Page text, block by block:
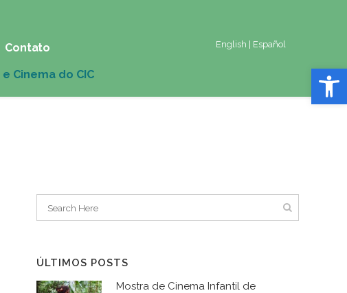
Abrir
English Español
Contato
ÚLTIMOS POSTS
Mostra de Cinema Infantil de